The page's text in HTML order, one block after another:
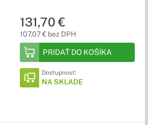
131,70 €
107,07 € bez DPH
PRIDAŤ DO KOŠÍKA
Dostupnosť:
NA SKLADE